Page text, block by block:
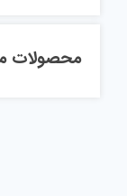
محصولات